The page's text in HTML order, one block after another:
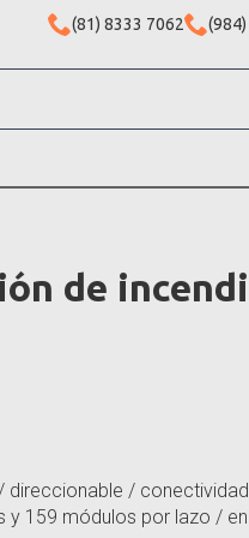
(81) 8333 7062
de
direccionable /
159 módulos por lazo / en